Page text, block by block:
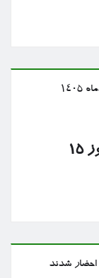
قیمت بازگشایی بازار طلا و سکه امروز ۱۵